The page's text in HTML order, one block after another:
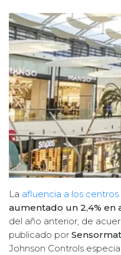
La afluencia a los
aumentado un 2,4% en
del año anterior, de
publicado por
Johnson Controls